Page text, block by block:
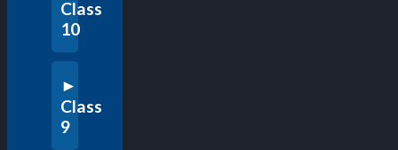
Class
10
Class
9